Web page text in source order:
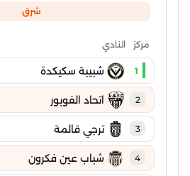
شرق
مركز النادي
1 شبيبة سكيكدة
2 اتحاد الفوبور
3 ترجي قالمة
4 شباب عين فكرون